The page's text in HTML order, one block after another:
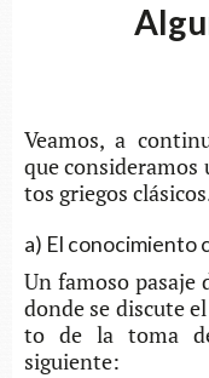
Vea­mos, a
que
tos grie­gos
a) El conocimiento
Un famo­so pasa­je
donde se dis­cu­te
to de la toma
siguiente: